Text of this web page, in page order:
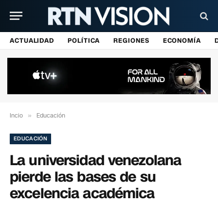
ACTUALIDAD POLÍTICA REGIONES ECONOMÍA
Incio » Educación
EDUCACIÓN
La universidad venezolana
pierde las bases de su
excelencia académica